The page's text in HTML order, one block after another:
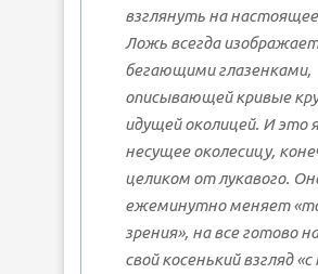
взглянуть на
Ложь всегда
бегающими глазенками,
описывающейкривые
идущейоколицей. И это
несущееоколесицу,
целиком от лукавого.
ежеминутно меняет
зрения», на все готово
свой косенький взгляд